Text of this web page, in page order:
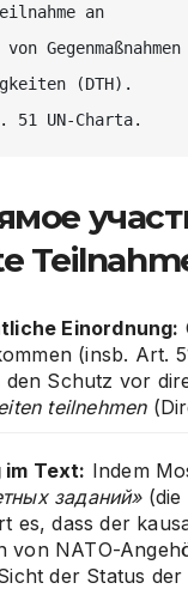
an
Gegenmaßnahmen
(DTH).
Einordnung:
(insb. Art.
den Schutz vor
teilnehmen
im Text: Indem
заданий»(die
es, dass der
von NATO-
der Status